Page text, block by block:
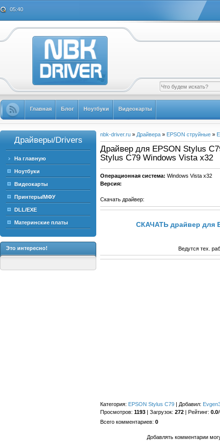
05:40
Главная Блог Ноутбуки Видеокарты
Драйверы/Drivers
На главную
Ноутбуки
Видеокарты
Принтеры/МФУ
DLL/EXE
Материнские платы
Это интересно!
nbk-driver.ru » Драйвера » EPSON струйные »
Драйвер для EPSON Stylus
Stylus C79 Windows Vista x32
Операционная система: Windows Vista x32
Версия:
Скачать драйвер:
СКАЧАТЬ драйвер для
Ведутся тех.
Категория: EPSON Stylus C79 Добавил:
Просмотров: 1193 Загрузок: 272 Рейтинг: 0.0/
Всего комментариев: 0
Добавлять комментарии